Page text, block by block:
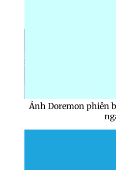
Ảnh Doremon phiên